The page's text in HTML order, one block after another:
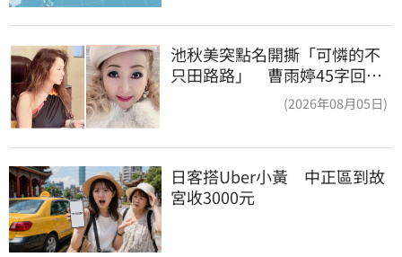
池秋美突點名開撕「可憐的不
只田路路」 曹雨婷45字回應
(2026年08月05日)
日客搭Uber小黃　中正區到故
宮收3000元